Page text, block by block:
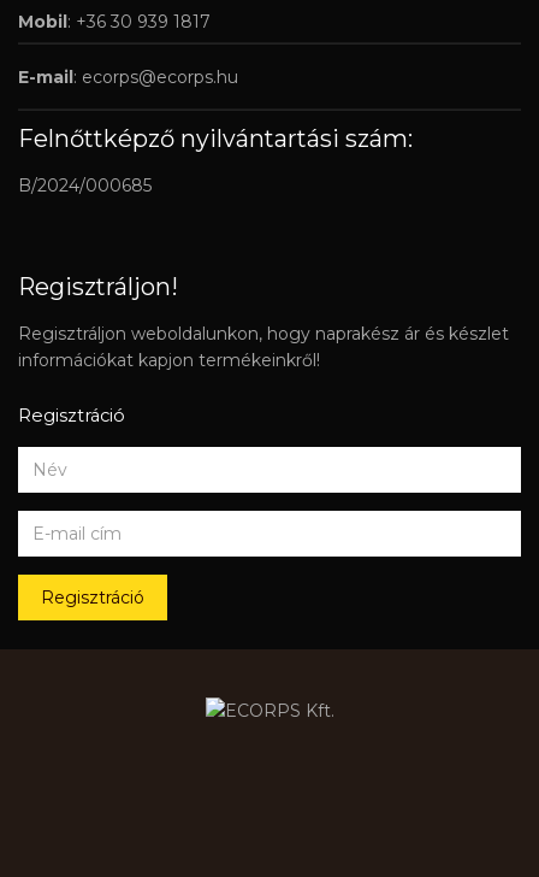
Mobil: +36 30 939 1817
E-mail: ecorps@ecorps.hu
Felnőttképző nyilvántartási szám:
B/2024/000685
Regisztráljon!
Regisztráljon weboldalunkon, hogy naprakész ár és készlet
információkat kapjon termékeinkről!
Regisztráció
Regisztráció